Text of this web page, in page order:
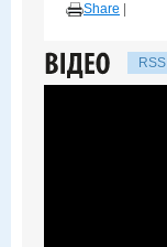
Share
RSS